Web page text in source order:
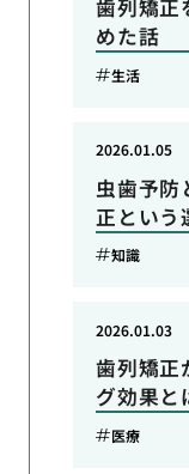
歯列矯正
めた話
生活
虫歯予防
正という
2026.01.05
知識
歯列矯正
グ効果と
2026.01.03
医療